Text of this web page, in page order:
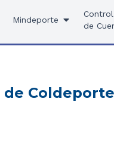
Mindeporte
de